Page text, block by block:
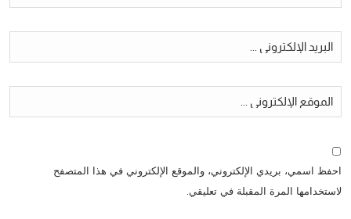
احفظ اسمي، بريدي الإلكتروني، والموقع الإلكتروني في هذا المتصفح
لاستخدامها المرة المقبلة في تعليقي.